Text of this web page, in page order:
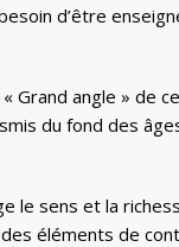
d’être
Grand angle » de
du fond des
le sens et la
éléments de